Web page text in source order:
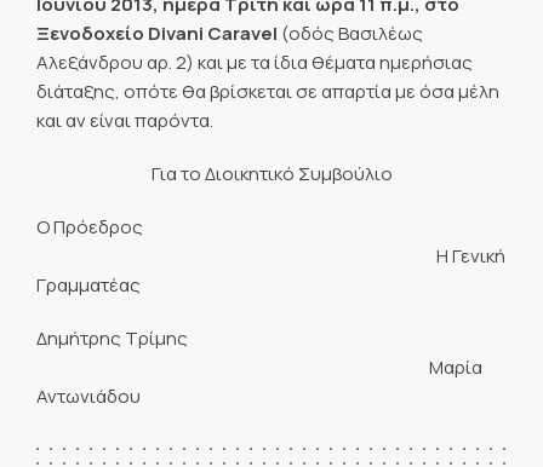
Ξενοδοχείο  Divani Caravel (οδόςΒασιλέως
Αλεξάνδρου αρ. 2) και με τα ίδια θέματα ημερήσιας
διάταξης, οπότε θα βρίσκεται σε απαρτία με όσα μέλη
και αν είναι παρόντα.
Για το Διοικητικό Συμβούλιο
Ο Πρόεδρος
Η Γενική
Γραμματέας
Δημήτρης Τρίμης
Μαρία
Αντωνιάδου